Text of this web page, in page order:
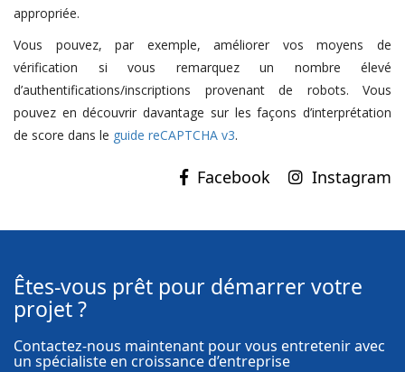
appropriée.
Vous pouvez, par exemple, améliorer vos moyens de
vérification si vous remarquez un nombre élevé
d’authentifications/inscriptions provenant de robots. Vous
pouvez en découvrir davantage sur les façons d’interprétation
de score dans le guide reCAPTCHA v3.
Instagram
Êtes-vous prêt pour démarrer votre
projet ?
Contactez-nous maintenant pour vous entretenir avec
un spécialiste en croissance d’entreprise